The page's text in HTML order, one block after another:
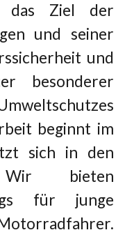
das Ziel der
und seiner
und
besonderer
beginnt im
sich in den
bieten
für junge